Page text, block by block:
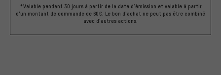
*Valable pendant 30 jours à partir de la date d'émission et valable à partir
d'un montant de commande de 60€. Le bon d'achat ne peut pas être combiné
avec d'autres actions.